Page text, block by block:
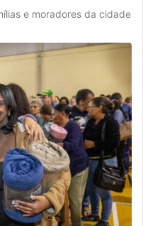
e moradores da cidade